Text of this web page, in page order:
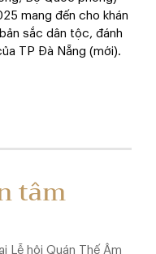
mang đến cho khán
sắc dân tộc, đánh
TP Đà Nẵng (mới).
tâm
Lễ hội Quán Thế Âm